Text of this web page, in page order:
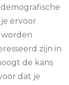
ervoor
zijn in
de kans
dat je